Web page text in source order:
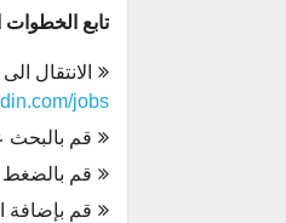
تابع الخطوات
الانتقال
jobs
قم بالبحث
قم بالضغط
قم بإضافة